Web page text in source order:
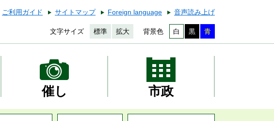
ご利用ガイド サイトマップ Foreign language 音声読み上げ
文字サイズ 標準 拡大 背景色 白 黒 青
催し 市政